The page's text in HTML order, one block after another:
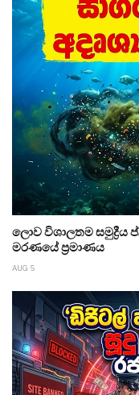
ලොව විශාලතම සමුද්‍රීය
මරණයේ ප්‍රමාණය
AUG 5